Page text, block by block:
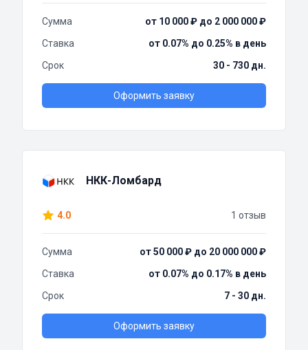
Сумма
от 10 000 ₽ до 2 000 000 ₽
Ставка
от 0.07% до 0.25% в день
Срок
30 - 730 дн.
Оформить заявку
НКК-Ломбард
4.0 1 отзыв
Сумма
от 50 000 ₽ до 20 000 000 ₽
Ставка
от 0.07% до 0.17% в день
Срок
7 - 30 дн.
Оформить заявку